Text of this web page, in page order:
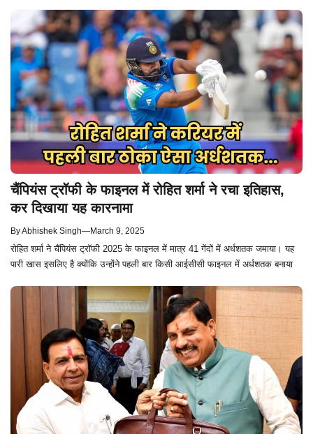
चैंपियंस ट्रॉफी के फाइनल में रोहित शर्मा ने रचा इतिहास,
कर दिखाया यह कारनामा
ByAbhishek Singh—March 9, 2025
रोहित शर्मा ने चैंपियंस ट्रॉफी 2025 के फाइनल में मात्र 41 गेंदों में अर्धशतक जमाया। यह
पारी खास इसलिए है क्योंकि उन्होंने पहली बार किसी आईसीसी फाइनल में अर्धशतक बनाया